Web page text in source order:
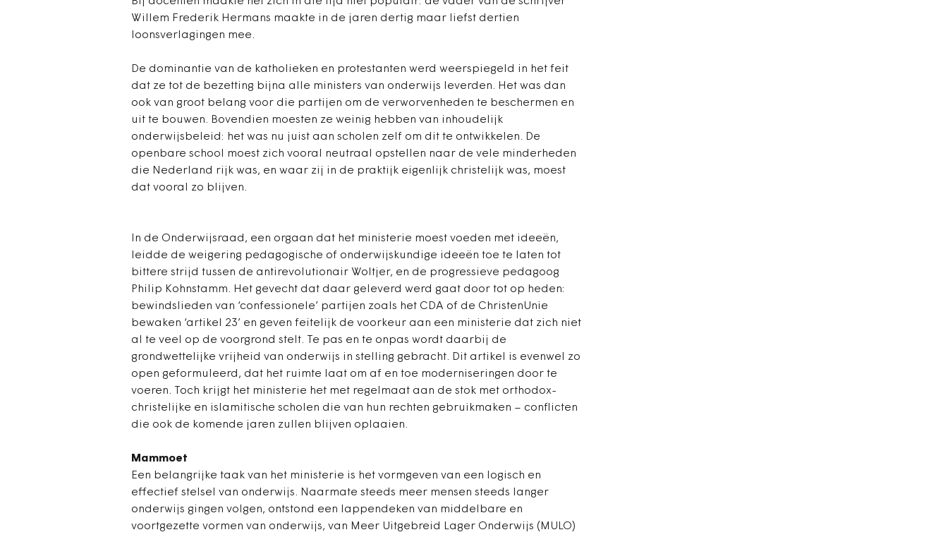
Willem Frederik Hermans maakte in de jaren dertig maar liefst dertien
loonsverlagingen mee.
De dominantie van de katholieken en protestanten werd weerspiegeld in het feit
dat ze tot de bezetting bijna alle ministers van onderwijs leverden. Het was dan
ook van groot belang voor die partijen om de verworvenheden te beschermen en
uit te bouwen. Bovendien moesten ze weinig hebben van inhoudelijk
onderwijsbeleid: het was nu juist aan scholen zelf om dit te ontwikkelen. De
openbare school moest zich vooral neutraal opstellen naar de vele minderheden
die Nederland rijk was, en waar zij in de praktijk eigenlijk christelijk was, moest
dat vooral zo blijven.
In de Onderwijsraad, een orgaan dat het ministerie moest voeden met ideeën,
leidde de weigering pedagogische of onderwijskundige ideeën toe te laten tot
bittere strijd tussen de antirevolutionair Woltjer, en de progressieve pedagoog
Philip Kohnstamm. Het gevecht dat daar geleverd werd gaat door tot op heden:
bewindslieden van ‘confessionele’ partijen zoals het CDA of de ChristenUnie
bewaken ‘artikel 23’ en geven feitelijk de voorkeur aan een ministerie dat zich niet
al te veel op de voorgrond stelt. Te pas en te onpas wordt daarbij de
grondwettelijke vrijheid van onderwijs in stelling gebracht. Dit artikel is evenwel zo
open geformuleerd, dat het ruimte laat om af en toe moderniseringen door te
voeren. Toch krijgt het ministerie het met regelmaat aan de stok met orthodox-
christelijke en islamitische scholen die van hun rechten gebruikmaken – conflicten
die ook de komende jaren zullen blijven oplaaien.
Mammoet
Een belangrijke taak van het ministerie is het vormgeven van een logisch en
effectief stelsel van onderwijs. Naarmate steeds meer mensen steeds langer
onderwijs gingen volgen, ontstond een lappendeken van middelbare en
voortgezette vormen van onderwijs, van Meer Uitgebreid Lager Onderwijs (MULO)